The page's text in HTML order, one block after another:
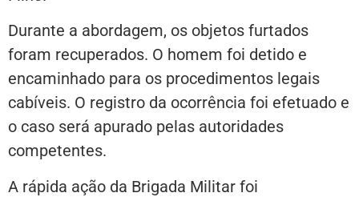
Durante a abordagem, os objetos furtados
foram recuperados. O homem foi detido e
encaminhado para os procedimentos legais
cabíveis. O registro da ocorrência foi efetuado e
o caso será apurado pelas autoridades
competentes.
A rápida ação da Brigada Militar foi